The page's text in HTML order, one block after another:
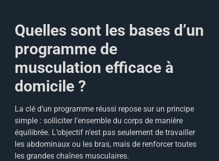
Quelles sont les bases d’un
programme de
musculation efficace à
domicile ?
La clé d’un programme réussi repose sur un principe
simple : solliciter l’ensemble du corps de manière
équilibrée. L’objectif n’est pas seulement de travailler
les abdominaux ou les bras, mais de renforcer toutes
les grandes chaînes musculaires.